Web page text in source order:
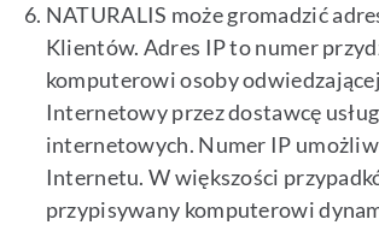
NATURALIS może gromadzić
Klientów. Adres IP to numer
komputerowi osoby
Internetowy przez dostawcę usług
internetowych. Numer IP
Internetu. W większości
przypisywany komputerowi